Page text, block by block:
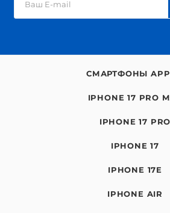
СМАРТФОНЫ
IPHONE 17 PRO
IPHONE 17 PRO
IPHONE 17
IPHONE 17E
IPHONE AIR